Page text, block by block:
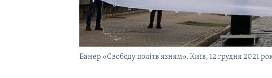
Банер «Свободу політв'язням», Київ, 12 грудня 2021